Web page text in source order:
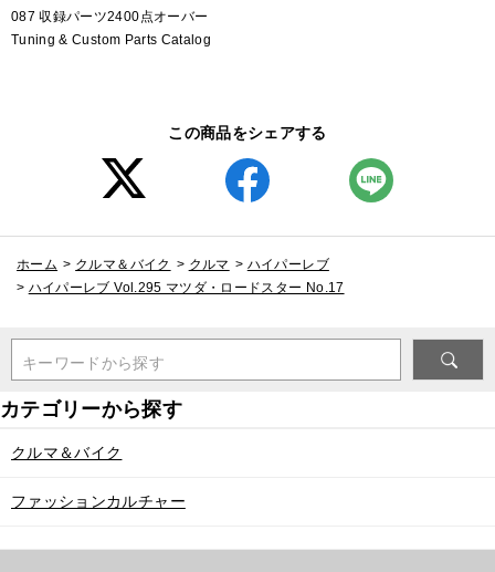
087 収録パーツ2400点オーバー
Tuning & Custom Parts Catalog
この商品をシェアする
ホーム > クルマ＆バイク > クルマ > ハイパーレブ
> ハイパーレブ Vol.295 マツダ・ロードスター No.17
キーワードから探す
クルマ＆バイク
ファッションカルチャー